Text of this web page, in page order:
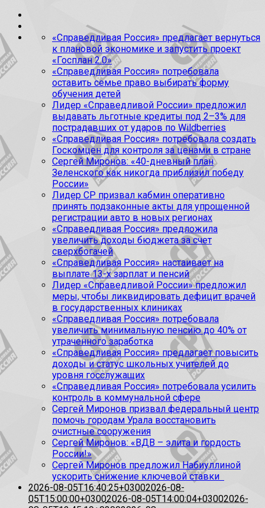
«Справедливая Россия» предлагает вернуться
к плановой экономике и запустить проект
«Госплан 2.0»
«Справедливая Россия» потребовала
оставить семье право выбирать форму
обучения детей
Лидер «Справедливой России» предложил
выдавать льготные кредиты под 2–3% для
пострадавших от ударов по Wildberries
«Справедливая Россия» потребовала создать
Госкомцен для контроля за ценами в стране
Сергей Миронов: «40-дневный план
Зеленского как никогда приблизил победу
России»
Лидер СР призвал кабмин оперативно
принять подзаконные акты для упрощенной
регистрации авто в новых регионах
«Справедливая Россия» предложила
увеличить доходы бюджета за счет
сверхбогачей
«Справедливая Россия» настаивает на
выплате 13-х зарплат и пенсий
Лидер «Справедливой России» предложил
меры, чтобы ликвидировать дефицит врачей
в государственных клиниках
«Справедливая Россия» потребовала
увеличить минимальную пенсию до 40% от
утраченного заработка
«Справедливая Россия» предлагает повысить
доходы и статус школьных учителей до
уровня госслужащих
«Справедливая Россия» потребовала усилить
контроль в коммунальной сфере
Сергей Миронов призвал федеральный центр
помочь городам Урала восстановить
очистные сооружения
Сергей Миронов: «ВДВ – элита и гордость
России!»
Сергей Миронов предложил Набиуллиной
ускорить снижение ключевой ставки
2026-08-05T16:40:25+03002026-08-
05T15:00:00+03002026-08-05T14:00:04+03002026-